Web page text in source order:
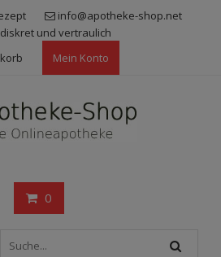
info@apotheke-shop.net
diskret und vertraulich
Mein Konto
0